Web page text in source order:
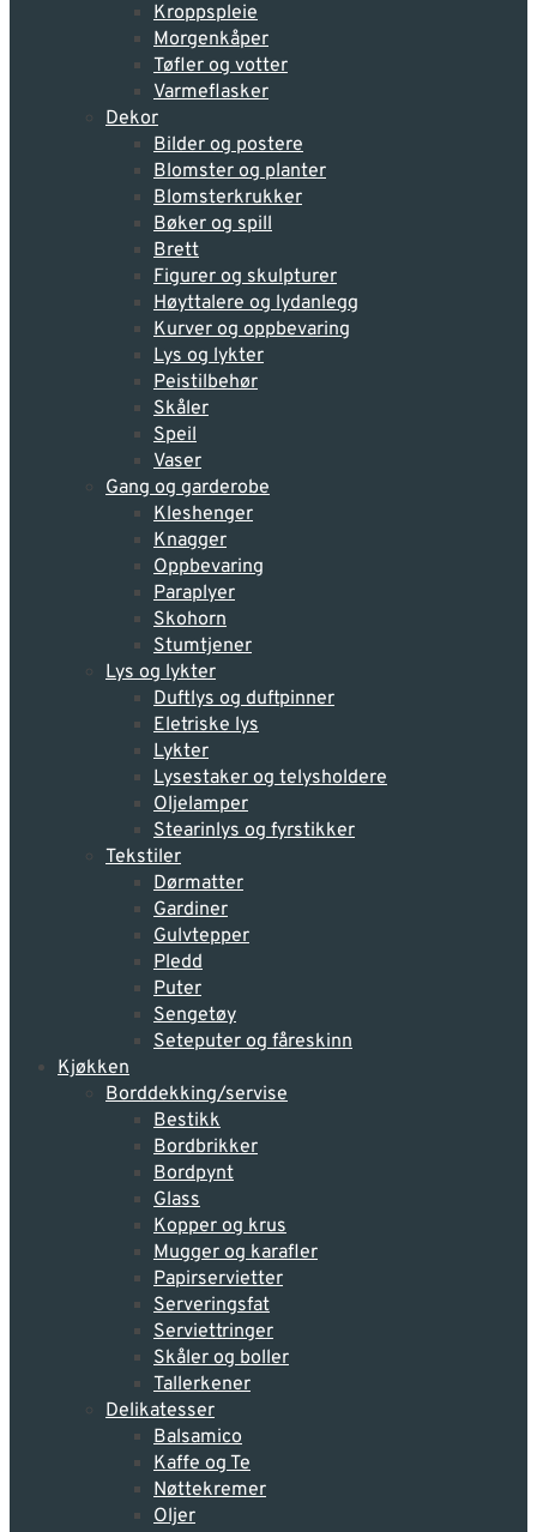
Kroppspleie
Morgenkåper
Tøfler og votter
Varmeflasker
Dekor
Bilder og postere
Blomster og planter
Blomsterkrukker
Bøker og spill
Brett
Figurer og skulpturer
Høyttalere og lydanlegg
Kurver og oppbevaring
Lys og lykter
Peistilbehør
Skåler
Speil
Vaser
Gang og garderobe
Kleshenger
Knagger
Oppbevaring
Paraplyer
Skohorn
Stumtjener
Lys og lykter
Duftlys og duftpinner
Eletriske lys
Lykter
Lysestaker og telysholdere
Oljelamper
Stearinlys og fyrstikker
Tekstiler
Dørmatter
Gardiner
Gulvtepper
Pledd
Puter
Sengetøy
Seteputer og fåreskinn
Kjøkken
Borddekking/servise
Bestikk
Bordbrikker
Bordpynt
Glass
Kopper og krus
Mugger og karafler
Papirservietter
Serveringsfat
Serviettringer
Skåler og boller
Tallerkener
Delikatesser
Balsamico
Kaffe og Te
Nøttekremer
Oljer